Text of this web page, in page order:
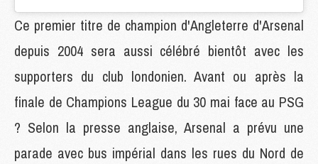
Ce premier titre de champion d'Angleterre d'Arsenal
depuis 2004 sera aussi célébré bientôt avec les
supporters du club londonien. Avant ou après la
finale de Champions League du 30 mai face au PSG
? Selon la presse anglaise, Arsenal a prévu une
parade avec bus impérial dans les rues du Nord de